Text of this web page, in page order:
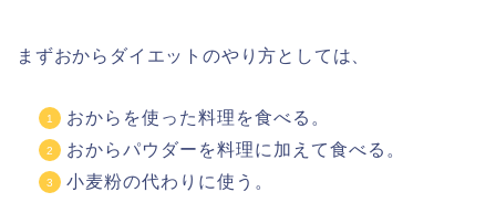
まずおからダイエットのやり方としては、
おからを使った料理を食べる。
おからパウダーを料理に加えて食べる。
小麦粉の代わりに使う。